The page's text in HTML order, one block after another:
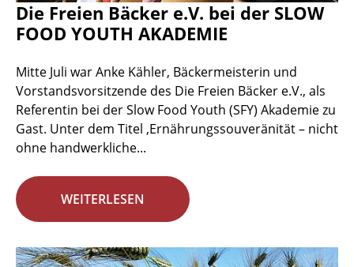
Die Freien Bäcker e.V. bei der SLOW
FOOD YOUTH AKADEMIE
Mitte Juli war Anke Kähler, Bäckermeisterin und
Vorstandsvorsitzende des Die Freien Bäcker e.V., als
Referentin bei der Slow Food Youth (SFY) Akademie zu
Gast. Unter dem Titel ‚Ernährungssouveränität – nicht
ohne handwerkliche...
WEITERLESEN